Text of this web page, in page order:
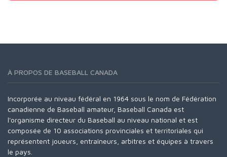
À PROPOS DE BASEBALL CANADA
Incorporée au niveau fédéral en 1964 sous le nom de Fédération
canadienne de Baseball amateur, Baseball Canada est
l'organisme directeur du Baseball au niveau national et est
composée de 10 associations provinciales et territoriales qui
représentent joueurs, entraîneurs, arbitres et équipes à travers
le pays.